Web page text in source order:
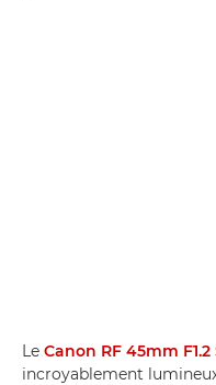
Le Canon RF 45mm F1.2
incroyablement